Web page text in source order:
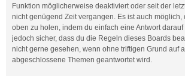
Funktion möglicherweise deaktiviert oder seit der
nicht genügend Zeit vergangen. Es ist auch möglich,
oben zu holen, indem du einfach eine Antwort darauf
jedoch sicher, dass du die Regeln dieses Boards
nicht gerne gesehen, wenn ohne triftigen Grund auf
abgeschlossene Themen geantwortet wird.